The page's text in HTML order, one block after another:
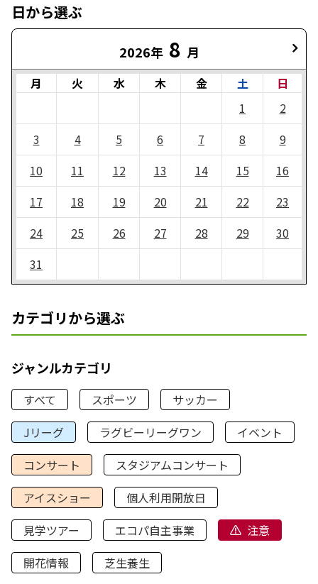
日から選ぶ
2026年 8 月
月 火 水 木 金 土
日
1
2
3
4 5 6 7 8
9
10
11 12 13 14 15
16
17
18 19 20 21 22
23
24
25 26 27 28 29
30
31
カテゴリから選ぶ
ジャンルカテゴリ
すべて スポーツ
サッカー
Jリーグ
ラグビーリーグワン
イベント
コンサート
スタジアムコンサート
アイスショー
個人利用開放日
見学ツアー
エコパ自主事業
注意
開花情報
芝生養生